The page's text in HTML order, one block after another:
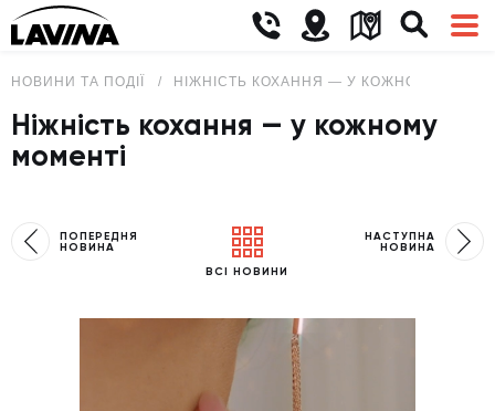
НОВИНИ ТА ПОДІЇ НІЖНІСТЬ КОХАННЯ — У КОЖНОМУ
Ніжність кохання — у кожному
моменті
ПОПЕРЕДНЯ
НОВИНА
ВСІ НОВИНИ
НАСТУПНА
НОВИНА